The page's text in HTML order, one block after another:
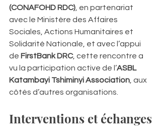
(CONAFOHD RDC) , en partenariat
avec le Ministère des Affaires
Sociales, Actions Humanitaires et
Solidarité Nationale, et avec l’appui
de FirstBank DRC, cette rencontre a
vu la participation active de l’ASBL
Katambayi Tshiminyi Association , aux
côtés d’autres organisations.
Interventions et échanges